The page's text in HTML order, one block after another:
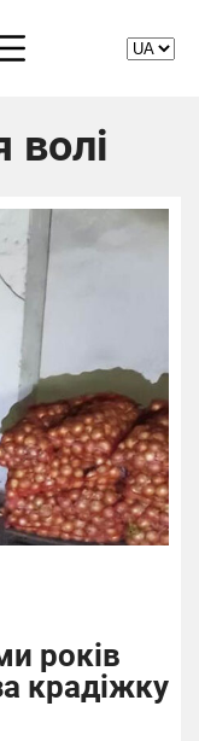
волі
років
крадіжку